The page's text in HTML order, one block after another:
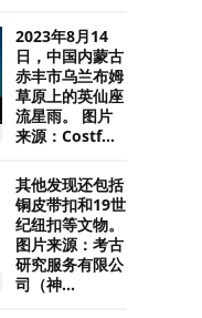
2023年8月14
日，中国内蒙古
赤丰市乌兰布姆
草原上的英仙座
流星雨。 图片
来源：Costf...
其他发现还包括
铜皮带扣和19世
纪纽扣等文物。
图片来源：考古
研究服务有限公
司（神...